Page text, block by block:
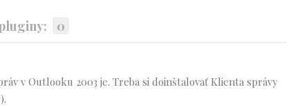
0
v Outlooku 2003 je. Treba si doinštalovať Klienta správy